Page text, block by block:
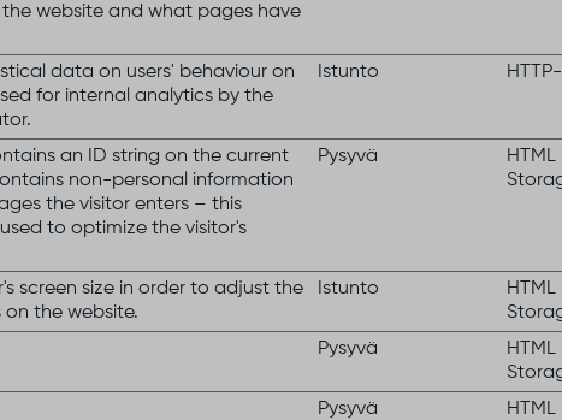
website and what pages have
data on users' behaviour on
for internal analytics by the
Istunto
an ID string on the current
non-personal information
the visitor enters – this
to optimize the visitor's
Pysyvä
HTML
screen size in order to adjust the
on the website.
Istunto
HTML
Pysyvä
HTML
Pysyvä
HTML